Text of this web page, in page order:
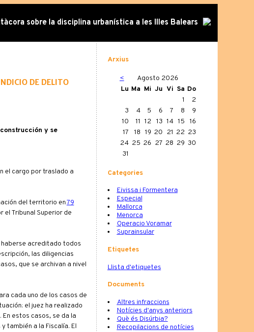
sobre la disciplina urbanística a les Illes Balears
de delito
y se
el cargo por traslado a
del territorio en79
el Tribunal Superior de
acreditado todos
las diligencias
que se archivan a nivel
cada uno de los casos de
el juez ha realizado
estos casos, se da la
también a la Fiscalía. El
Arxius
<
Agosto 2026
Lu Ma Mi Ju Vi Sa Do
1
2
3
4 5 6 7 8
9
10
11 12 13 14 15
16
17
18 19 20 21 22 23
24 25 26 27 28 29 30
31
Categories
Eivissa i Formentera
Especial
Mallorca
Menorca
Operacio Voramar
Suprainsular
Etiquetes
Llista d'etiquetes
Documents
Altres infraccions
Notícies d'anys anteriors
Què és Disúrbia?
Recopilacions de notícies